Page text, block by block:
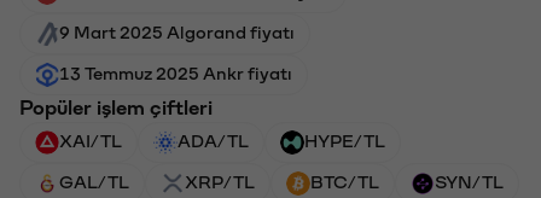
9 Mart 2025 Algorand fiyatı
13 Temmuz 2025 Ankr fiyatı
Popüler işlem çiftleri
XAI/TL ADA/TL HYPE/TL
GAL/TL XRP/TL BTC/TL SYN/TL